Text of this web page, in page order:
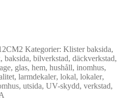
Kategorier: Klister baksida,
, baksida, bilverkstad, däckverkstad,
, glas, hem, hushåll, inomhus,
, larmdekaler, lokal, lokaler,
, utsida, UV-skydd, verkstad,